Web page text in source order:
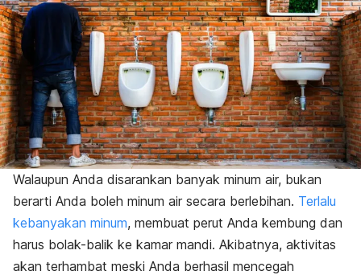
Walaupun Anda disarankan banyak minum air, bukan
berarti Anda boleh minum air secara berlebihan. Terlalu
kebanyakan minum, membuat perut Anda kembung dan
harus bolak-balik ke kamar mandi. Akibatnya, aktivitas
akan terhambat meski Anda berhasil mencegah